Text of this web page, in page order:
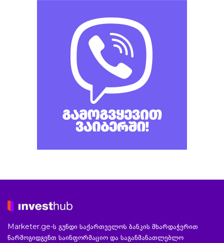
Marketer.ge-ს გუნდი საქართველოს ბანკის მხარდაჭერით
წარმოგიდგენთ საინფორმაციო და საგანმანათლებლო